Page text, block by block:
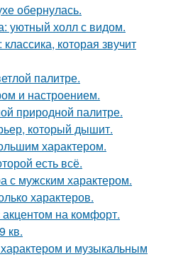
обернулась.
уютный холл с видом.
которая звучит
палитре.
и настроением.
природной палитре.
который дышит.
характером.
есть всё.
с мужским характером.
характеров.
на комфорт.
кв.
и музыкальным